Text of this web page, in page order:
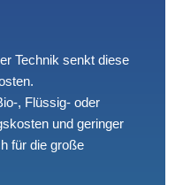
Technik senkt diese
, Flüssig- oder
und geringer
für die große